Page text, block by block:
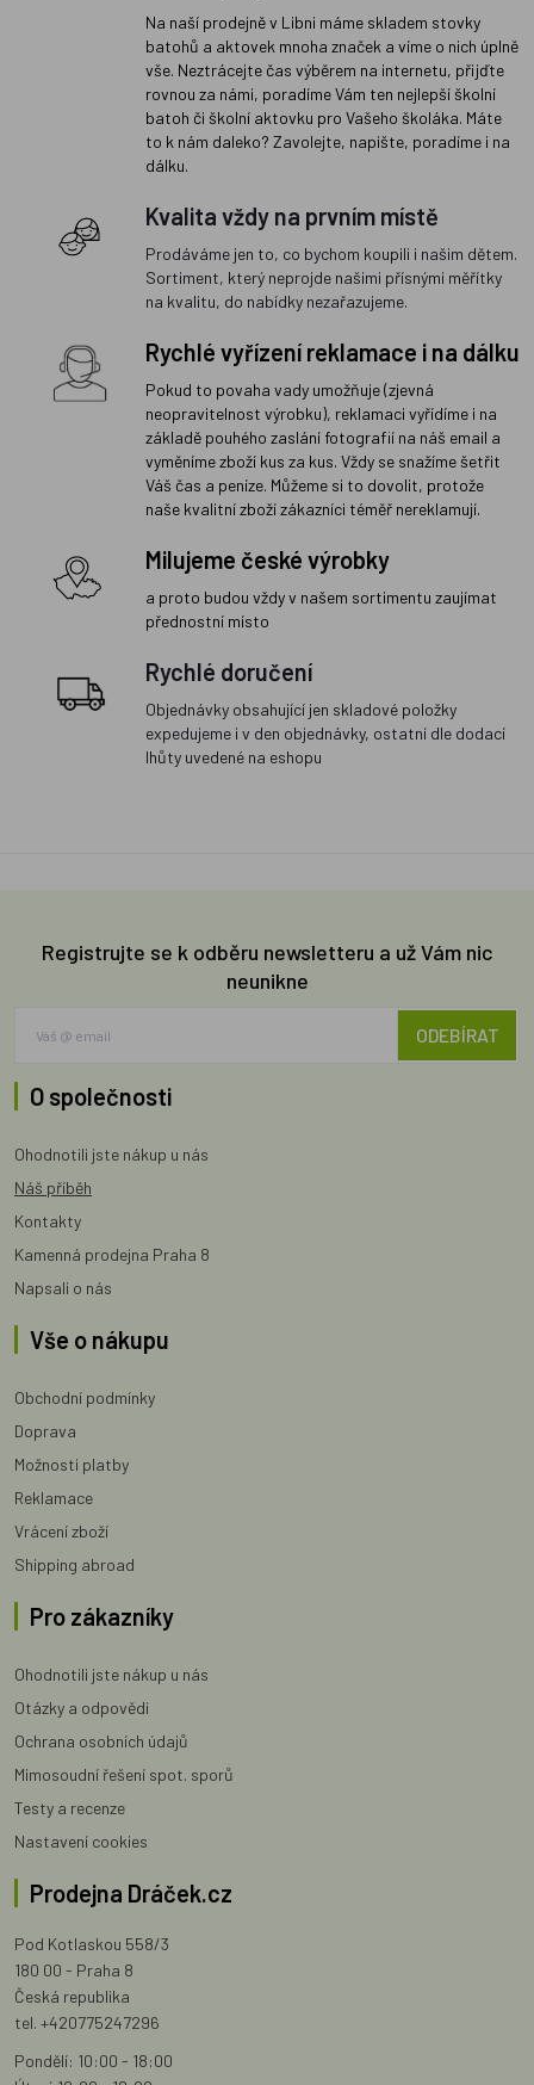
Na naší prodejně v Libni máme skladem stovky
batohů a aktovek mnoha značek a víme o nich úplně
vše. Neztrácejte čas výběrem na internetu, přijďte
rovnou za námi, poradíme Vám ten nejlepší školní
batoh či školní aktovku pro Vašeho školáka. Máte
to k nám daleko? Zavolejte, napište, poradíme i na
dálku.
Kvalita vždy na prvním místě
Prodáváme jen to, co bychom koupili i našim dětem.
Sortiment, který neprojde našimi přísnými měřítky
na kvalitu, do nabídky nezařazujeme.
Rychlé vyřízení reklamace i na dálku
Pokud to povaha vady umožňuje (zjevná
neopravitelnost výrobku), reklamaci vyřídíme i na
základě pouhého zaslání fotografií na náš email a
vyměníme zboží kus za kus. Vždy se snažíme šetřit
Váš čas a peníze. Můžeme si to dovolit, protože
naše kvalitní zboží zákazníci téměř nereklamují.
Milujeme české výrobky
a proto budou vždy v našem sortimentu zaujímat
přednostní místo
Rychlé doručení
Objednávky obsahující jen skladové položky
expedujeme i v den objednávky, ostatní dle dodací
lhůty uvedené na eshopu
Registrujte se k odběru newsletteru a už Vám nic
neunikne
ODEBÍRAT
O společnosti
Ohodnotili jste nákup u nás
Náš příběh
Kontakty
Kamenná prodejna Praha 8
Napsali o nás
Vše o nákupu
Obchodní podmínky
Doprava
Možnosti platby
Reklamace
Vrácení zboží
Shipping abroad
Pro zákazníky
Ohodnotili jste nákup u nás
Otázky a odpovědi
Ochrana osobních údajů
Mimosoudní řešení spot. sporů
Testy a recenze
Nastavení cookies
Prodejna Dráček.cz
Pod Kotlaskou 558/3
180 00 - Praha 8
Česká republika
tel. +420775247296
Pondělí: 10:00 - 18:00